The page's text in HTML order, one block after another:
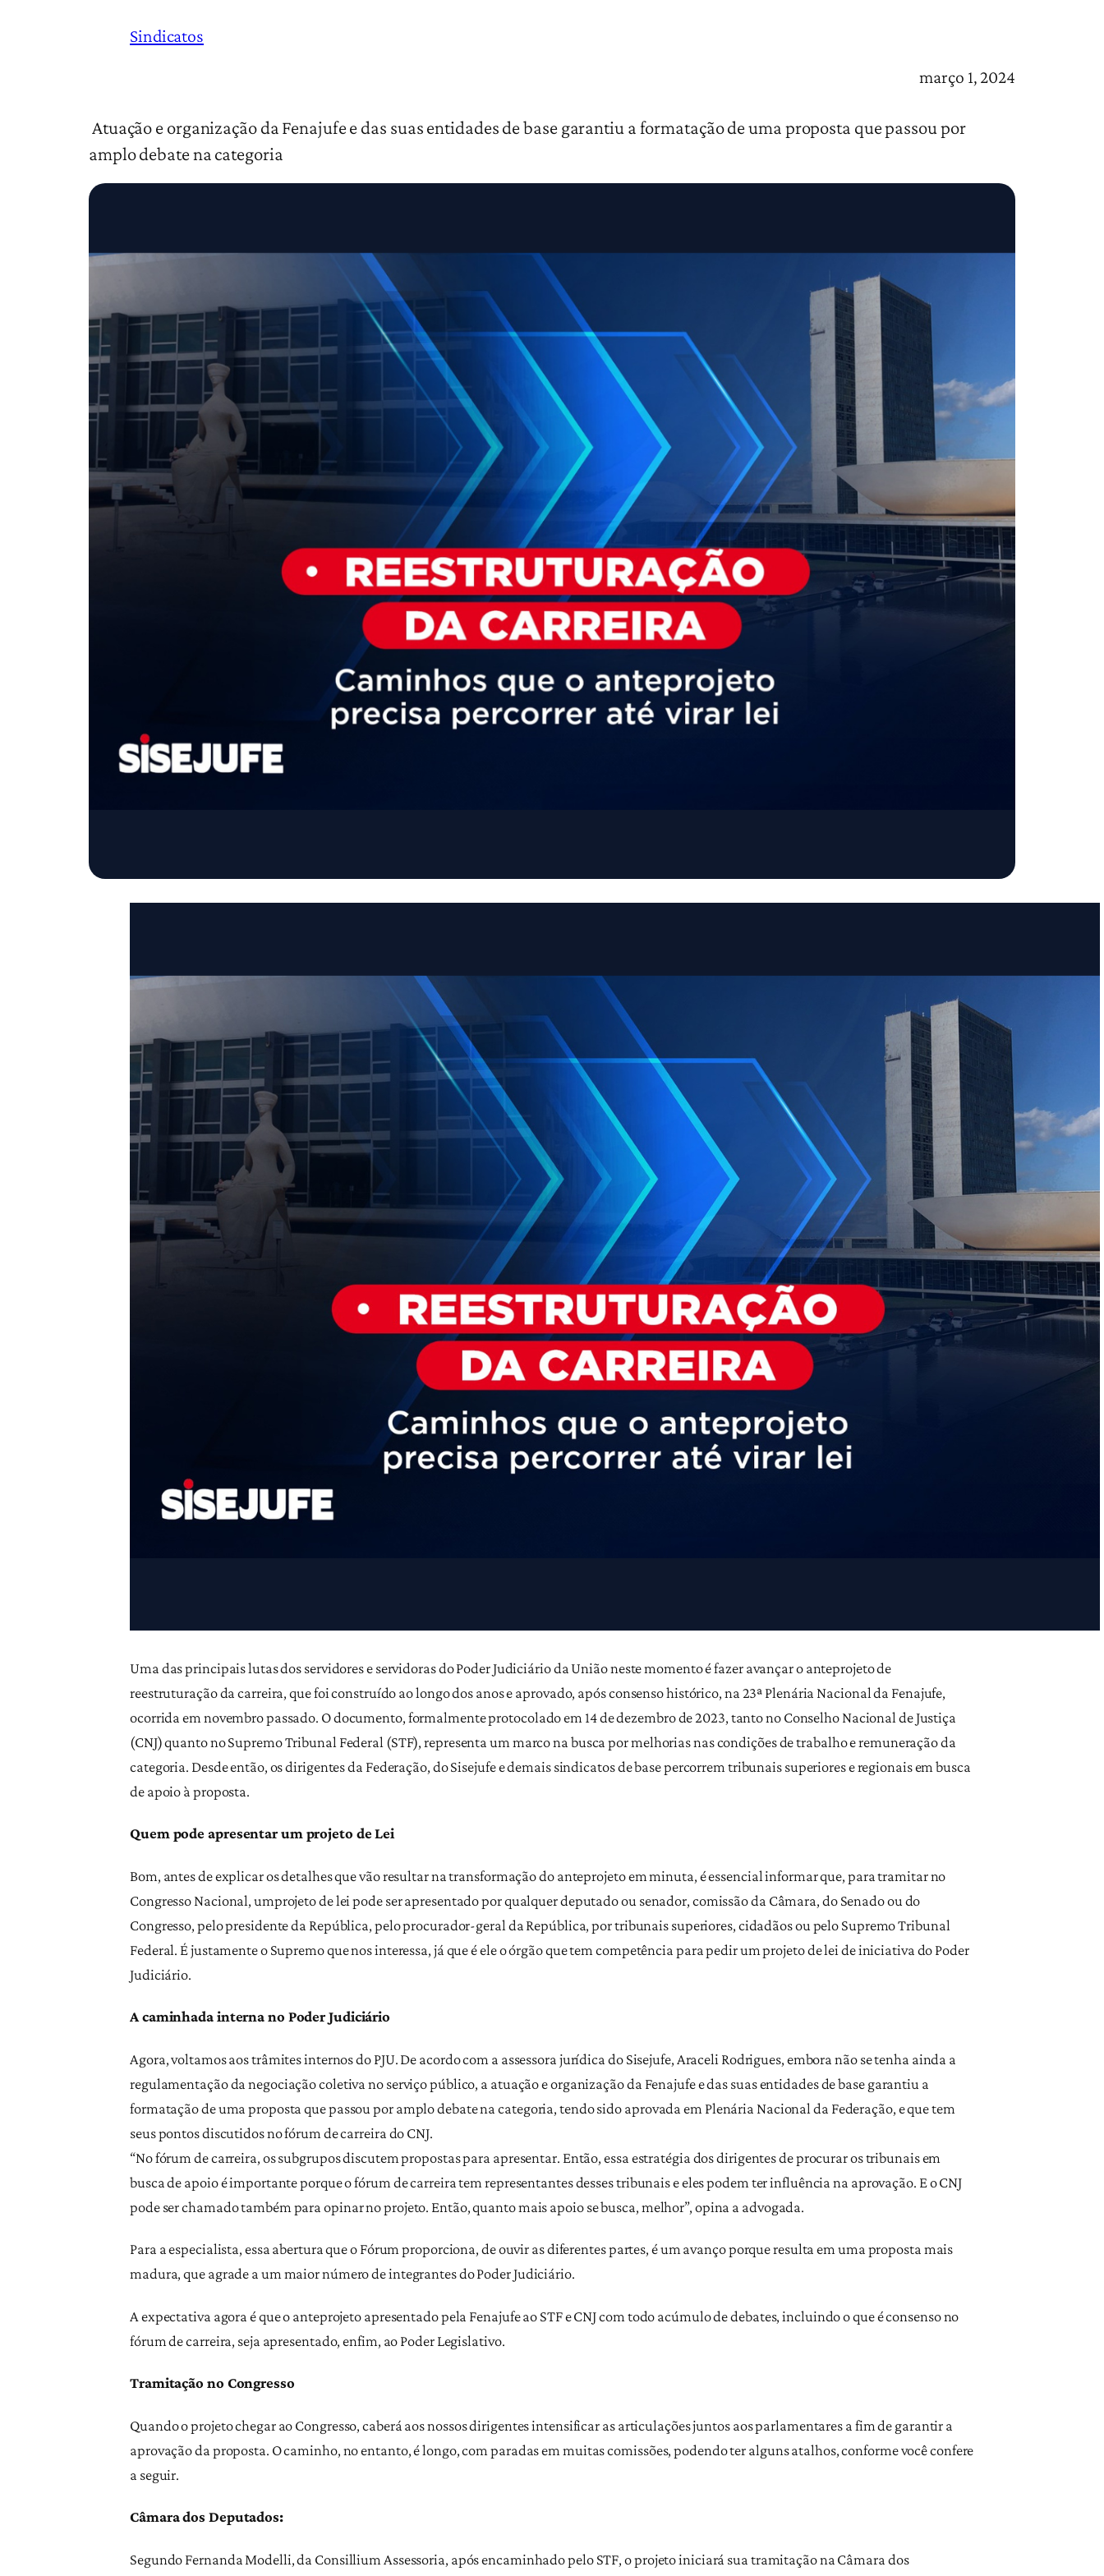
Sindicatos
março 1, 2024
Atuação e organização da Fenajufe e das suas entidades de base garantiu a formatação de uma proposta que passou por
amplo debate na categoria
Uma das principais lutas dos servidores e servidoras do Poder Judiciário da União neste momento é fazer avançar o anteprojeto de
reestruturação da carreira, que foi construído ao longo dos anos e aprovado, após consenso histórico, na 23ª Plenária Nacional da Fenajufe,
ocorrida em novembro passado. O documento, formalmente protocolado em 14 de dezembro de 2023, tanto no Conselho Nacional de Justiça
(CNJ) quanto no Supremo Tribunal Federal (STF), representa um marco na busca por melhorias nas condições de trabalho e remuneração da
categoria. Desde então, os dirigentes da Federação, do Sisejufe e demais sindicatos de base percorrem tribunais superiores e regionais em busca
de apoio à proposta.
Quem pode apresentar um projeto de Lei
Bom, antes de explicar os detalhes que vão resultar na transformação do anteprojeto em minuta, é essencial informar que, para tramitar no
Congresso Nacional, umprojeto de lei pode ser apresentado por qualquer deputado ou senador, comissão da Câmara, do Senado ou do
Congresso, pelo presidente da República, pelo procurador-geral da República, por tribunais superiores, cidadãos ou pelo Supremo Tribunal
Federal. É justamente o Supremo que nos interessa, já que é ele o órgão que tem competência para pedir um projeto de lei de iniciativa do Poder
Judiciário.
A caminhada interna no Poder Judiciário
Agora, voltamos aos trâmites internos do PJU. De acordo com a assessora jurídica do Sisejufe, Araceli Rodrigues, embora não se tenha ainda a
regulamentação da negociação coletiva no serviço público, a atuação e organização da Fenajufe e das suas entidades de base garantiu a
formatação de uma proposta que passou por amplo debate na categoria, tendo sido aprovada em Plenária Nacional da Federação, e que tem
seus pontos discutidos no fórum de carreira do CNJ.
“No fórum de carreira, os subgrupos discutem propostas para apresentar. Então, essa estratégia dos dirigentes de procurar os tribunais em
busca de apoio é importante porque o fórum de carreira tem representantes desses tribunais e eles podem ter influência na aprovação. E o CNJ
pode ser chamado também para opinar no projeto. Então, quanto mais apoio se busca, melhor”, opina a advogada.
Para a especialista, essa abertura que o Fórum proporciona, de ouvir as diferentes partes, é um avanço porque resulta em uma proposta mais
madura, que agrade a um maior número de integrantes do Poder Judiciário.
A expectativa agora é que o anteprojeto apresentado pela Fenajufe ao STF e CNJ com todo acúmulo de debates, incluindo o que é consenso no
fórum de carreira, seja apresentado, enfim, ao Poder Legislativo.
Tramitação no Congresso
Quando o projeto chegar ao Congresso, caberá aos nossos dirigentes intensificar as articulações juntos aos parlamentares a fim de garantir a
aprovação da proposta. O caminho, no entanto, é longo, com paradas em muitas comissões, podendo ter alguns atalhos, conforme você confere
a seguir.
Câmara dos Deputados:
Segundo Fernanda Modelli, da Consillium Assessoria, após encaminhado pelo STF, o projeto iniciará sua tramitação na Câmara dos